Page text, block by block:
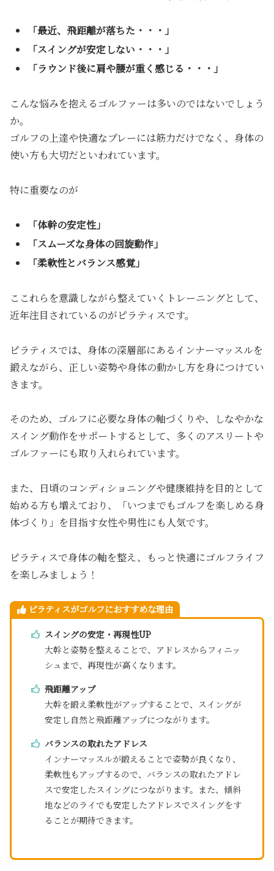
「最近、飛距離が落ちた・・・」
「スイングが安定しない・・・」
「ラウンド後に肩や腰が重く感じる・・・」
こんな悩みを抱えるゴルファーは多いのではないでしょう
か。
ゴルフの上達や快適なプレーには筋力だけでなく、身体の
使い方も大切だといわれています。
特に重要なのが
「体幹の安定性」
「スムーズな身体の回旋動作」
「柔軟性とバランス感覚」
ここれらを意識しながら整えていくトレーニングとして、
近年注目されているのがピラティスです。
ピラティスでは、身体の深層部にあるインナーマッスルを
鍛えながら、正しい姿勢や身体の動かし方を身につけてい
きます。
そのため、ゴルフに必要な身体の軸づくりや、しなやかな
スイング動作をサポートするとして、多くのアスリートや
ゴルファーにも取り入れられています。
また、日頃のコンディショニングや健康維持を目的として
始める方も増えており、「いつまでもゴルフを楽しめる身
体づくり」を目指す女性や男性にも人気です。
ピラティスで身体の軸を整え、もっと快適にゴルフライフ
を楽しみましょう！
ピラティスがゴルフにおすすめな理由
スイングの安定・再現性UP
大幹と姿勢を整えることで、アドレスからフィニッ
シュまで、再現性が高くなります。
飛距離アップ
大幹を鍛え柔軟性がアップすることで、スイングが
安定し自然と飛距離アップにつながります。
バランスの取れたアドレス
インナーマッスルが鍛えることで姿勢が良くなり、
柔軟性もアップするので、バランスの取れたアドレ
スで安定したスイングにつながります。また、傾斜
地などのライでも安定したアドレスでスイングをす
ることが期待できます。